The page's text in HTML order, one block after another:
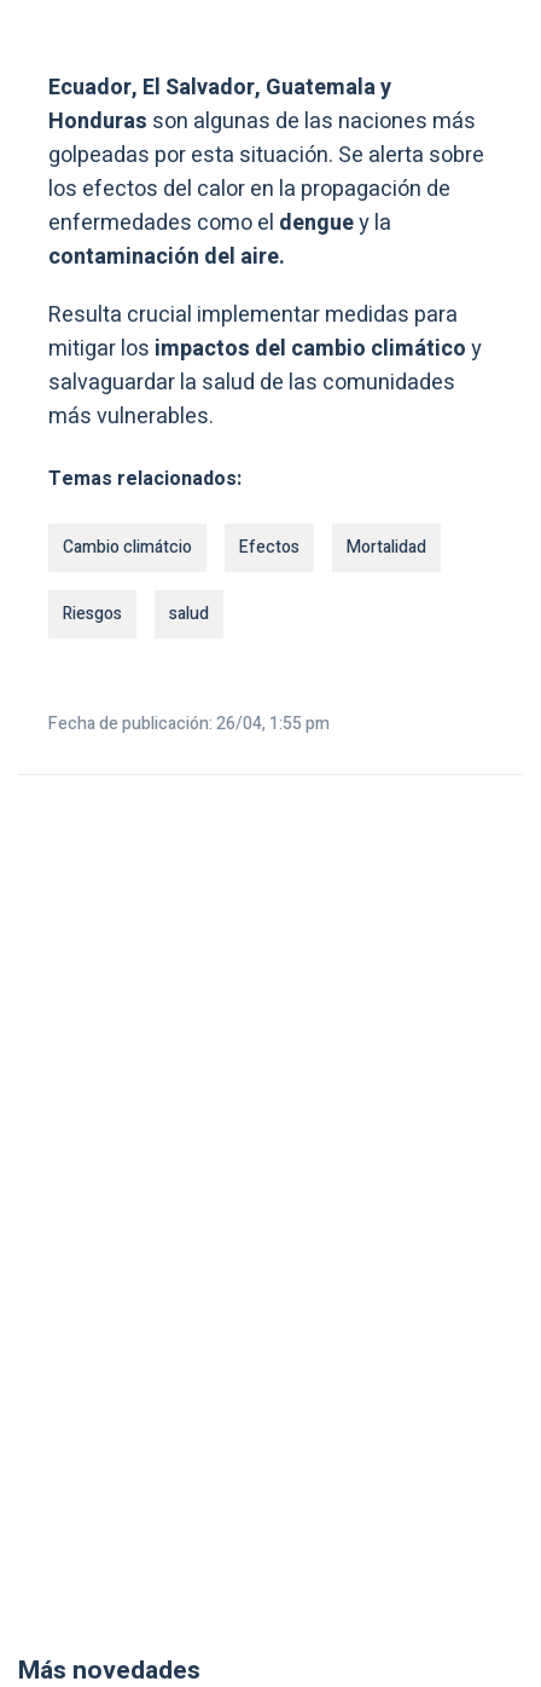
Ecuador, El Salvador, Guatemala y
Honduras son algunas de las naciones más
golpeadas por esta situación. Se alerta sobre
los efectos del calor en la propagación de
enfermedades como el denguey la
contaminación del aire.
Resulta crucial implementar medidas para
mitigar los impactos del cambio climáticoy
salvaguardar la salud de las comunidades
más vulnerables.
Temas relacionados:
Cambio climátcio Efectos Mortalidad
Riesgos salud
Fecha de publicación: 26/04, 1:55 pm
Más novedades